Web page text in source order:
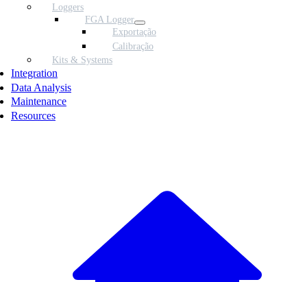
Loggers
FGA Logger
Exportação
Calibração
Kits & Systems
Integration
Data Analysis
Maintenance
Resources